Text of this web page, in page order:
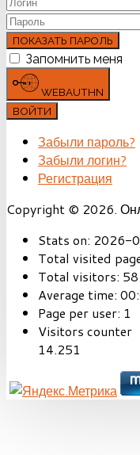
ПОКАЗАТЬ ПАРОЛЬ
Запомнить меня
WEBAUTHN
ВОЙТИ
Забыли пароль?
Забыли логин?
Регистрация
Copyright © 2026.
Stats on: 2026-
Total visited
Total visitors: 58
Average time:
Page per user: 1
Visitors counter
14.251